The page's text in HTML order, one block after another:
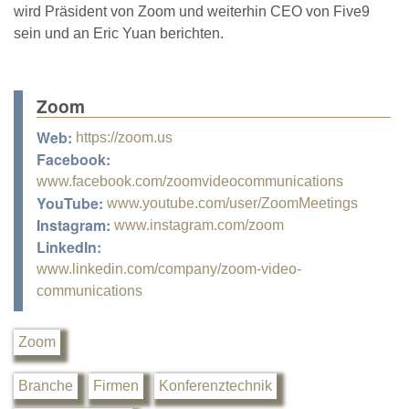
wird Präsident von Zoom und weiterhin CEO von Five9
sein und an Eric Yuan berichten.
Zoom
Web: https://zoom.us
Facebook:
www.facebook.com/zoomvideocommunications
YouTube: www.youtube.com/user/ZoomMeetings
Instagram: www.instagram.com/zoom
LinkedIn:
www.linkedin.com/company/zoom-video-
communications
Zoom
Branche Firmen Konferenztechnik